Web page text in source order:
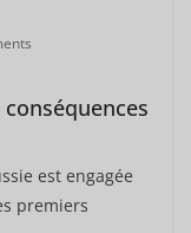
est engagée
premiers